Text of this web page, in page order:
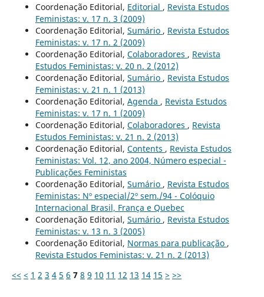
Coordenação Editorial, Editorial , Revista Estudos
Feministas: v. 17 n. 3 (2009)
Coordenação Editorial, Sumário , Revista Estudos
Feministas: v. 17 n. 2 (2009)
Coordenação Editorial, Colaboradores , Revista
Estudos Feministas: v. 20 n. 2 (2012)
Coordenação Editorial, Sumário , Revista Estudos
Feministas: v. 21 n. 1 (2013)
Coordenação Editorial, Agenda , Revista Estudos
Feministas: v. 17 n. 1 (2009)
Coordenação Editorial, Colaboradores , Revista
Estudos Feministas: v. 21 n. 2 (2013)
Coordenação Editorial, Contents , Revista Estudos
Feministas: Vol. 12, ano 2004, Número especial -
Publicações Feministas
Coordenação Editorial, Sumário , Revista Estudos
Feministas: Nº especial/2º sem./94 - Colóquio
Internacional Brasil, França e Quebec
Coordenação Editorial, Sumário , Revista Estudos
Feministas: v. 13 n. 3 (2005)
Coordenação Editorial, Normas para publicação ,
Revista Estudos Feministas: v. 21 n. 2 (2013)
<< < 1 2 3 4 5 6 7 8 9 10 11 12 13 14 15 > >>